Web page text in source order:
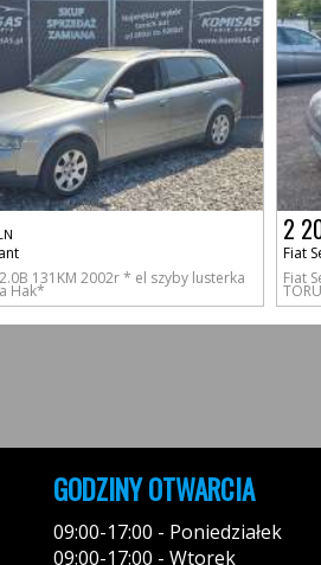
131KM 2002r * el szyby lusterka
Hak*
2
Fiat
Fiat
GODZINY OTWARCIA
09:00-17:00 - Poniedziałek
09:00-17:00 - Wtorek